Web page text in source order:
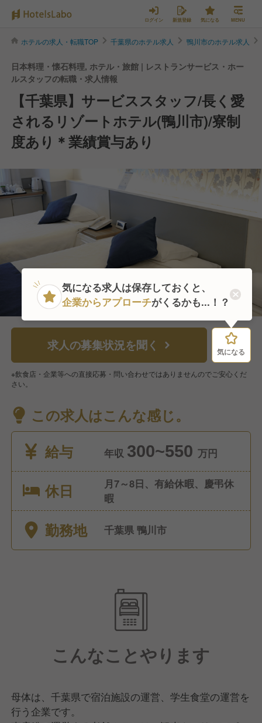
ログイン 新規登録 気になる MENU
ホテルの求人・転職TOP 千葉県のホテル求人 鴨川市のホテル求人
日本料理・懐石料理, ホテル・旅館 | レストランサービス・ホー
ルスタッフの転職・求人情報
【千葉県】サービススタッフ/長く愛
されるリゾートホテル(鴨川市)/寮制
度あり＊業績賞与あり
求人の募集状況を聞く 気になる
※飲食店・企業等への直接応募・問い合わせではありませんのでご安心くだ
さい。
この求人はこんな感じ。
給与
年収 300~550 万円
休日
月7～8日、有給休暇、慶弔休
暇
勤務地 千葉県 鴨川市
こんなことやります
母体は、千葉県で宿泊施設の運営、学生食堂の運営を
行う企業です。
気になる
気になる求人は保存しておくと、
企業からアプローチがくるかも...！？